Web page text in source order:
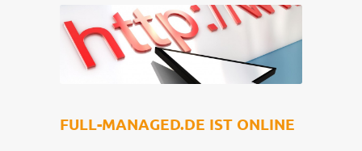
FULL-MANAGED.DE IST ONLINE